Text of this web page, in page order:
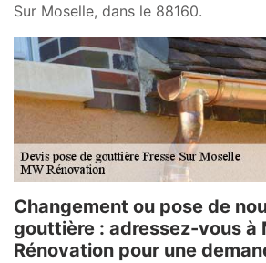
Sur Moselle, dans le 88160.
Changement ou pose de
gouttière : adressez-vous à
Rénovation pour une